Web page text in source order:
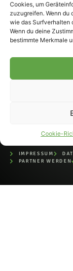
Cookies, um
zuzugreifen. Wenn du
wie das Surfverhalten
Wenn du deine
bestimmte Merkmale
Cookie-
© 2007-2026
– Alle rechte
Fohlen-Hautnah.de
offiziell
IMPRESSUM
PARTNER WERDEN